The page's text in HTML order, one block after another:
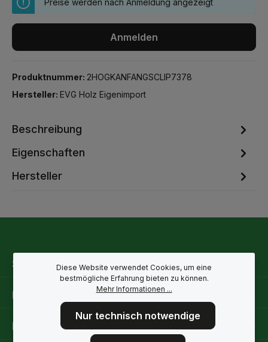
Preise werden nach Anmeldung angezeigt
Anmelden
Produktnummer: 2HOGKANFANGSCLIP7378
Hersteller: EVG Holz Eigenimport
Beschreibung
Eigenschaften
Hersteller
Service-Hotline
Rechtliche Hinweise
Informationen
Diese Website verwendet Cookies, um eine
bestmögliche Erfahrung bieten zu können.
Mehr Informationen ...
Nur technisch notwendige